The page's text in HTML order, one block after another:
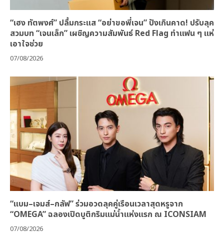
“เฮง ทัตพงศ์” ปลื้มกระแส “อย่าขอพี่เจน” ปังเกินคาด! ปรับลุค
สวมบท “เจนเล็ก” เผชิญความสัมพันธ์ Red Flag ทำแฟน ๆ แห่
เอาใจช่วย
07/08/2026
“แบม–เจมส์–กลัฟ” ร่วมอวดลุคคู่เรือนเวลาสุดหรูจาก
“OMEGA” ฉลองเปิดบูติกริมแม่น้ำแห่งแรก ณ ICONSIAM
07/08/2026